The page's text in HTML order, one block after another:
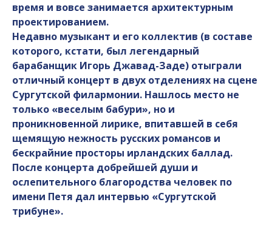
время и вовсе занимается архитектурным
проектированием.
Недавно музыкант и его коллектив (в составе
которого, кстати, был легендарный
барабанщик Игорь Джавад-Заде) отыграли
отличный концерт в двух отделениях на сцене
Сургутской филармонии. Нашлось место не
только «веселым бабури», но и
проникновенной лирике, впитавшей в себя
щемящую нежность русских романсов и
бескрайние просторы ирландских баллад.
После концерта добрейшей души и
ослепительного благородства человек по
имени Петя дал интервью «Сургутской
трибуне».